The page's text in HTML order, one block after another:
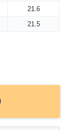
21.6
21.5